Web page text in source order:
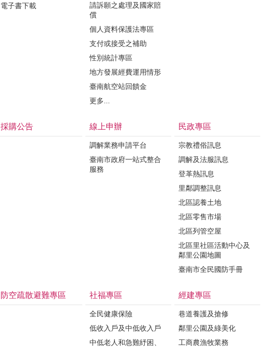
電子書下載
請訴願之處理及國家賠
償
個人資料保護法專區
支付或接受之補助
性別統計專區
地方發展經費運用情形
臺南航空站回饋金
更多...
採購公告 線上申辦
調解業務申請平台
臺南市政府一站式整合
服務
民政專區
宗教禮俗訊息
調解及法服訊息
登革熱訊息
里鄰調整訊息
北區認養土地
北區零售市場
北區列管空屋
北區里社區活動中心及
鄰里公園地圖
臺南市全民國防手冊
防空疏散避難專區 社福專區
全民健康保險
低收入戶及中低收入戶
中低老人和急難紓困、
經建專區
巷道養護及搶修
鄰里公園及綠美化
工商農漁牧業務